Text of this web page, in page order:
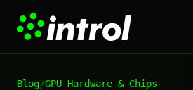
Blog/GPU Hardware & Chips